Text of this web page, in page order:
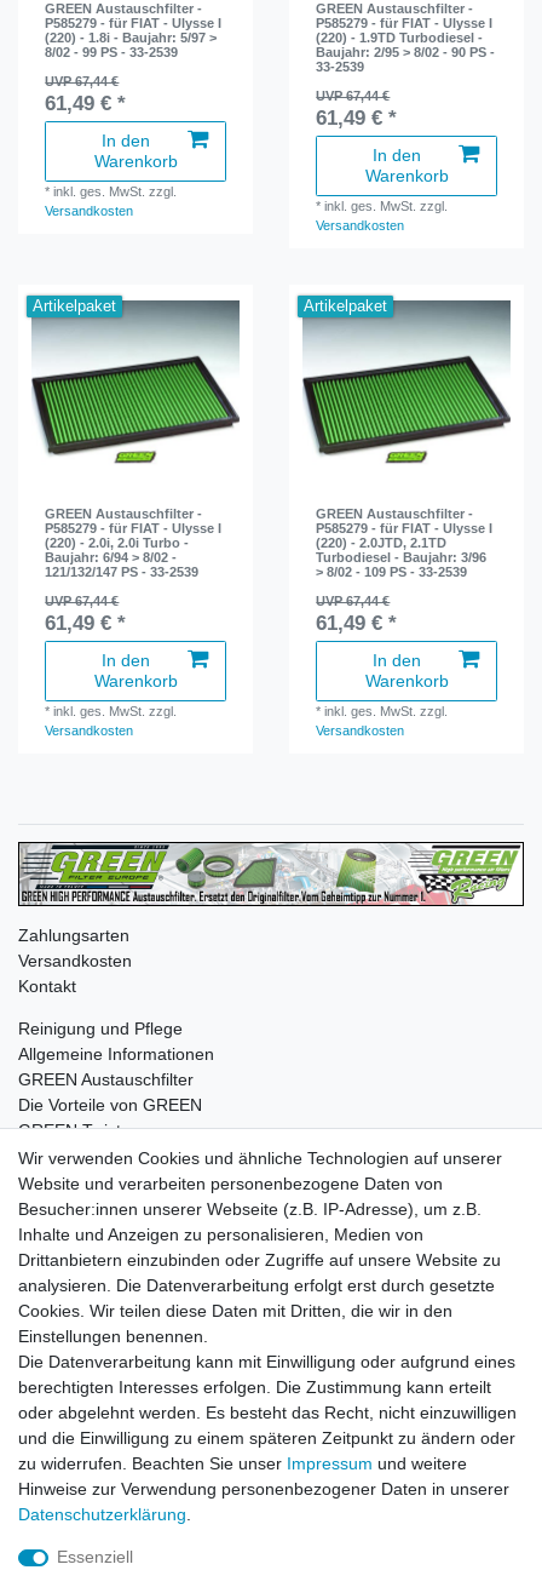
GREEN Austauschfilter -
P585279 - für FIAT - Ulysse I
(220) - 1.8i - Baujahr: 5/97 >
8/02 - 99 PS - 33-2539
UVP 67,44 €
61,49 € *
In den
Warenkorb
*inkl. ges. MwSt. zzgl.
Versandkosten
GREEN Austauschfilter -
P585279 - für FIAT - Ulysse I
(220) - 1.9TD Turbodiesel -
Baujahr: 2/95 > 8/02 - 90 PS -
33-2539
UVP 67,44 €
61,49 € *
In den
Warenkorb
*inkl. ges. MwSt. zzgl.
Versandkosten
Artikelpaket
GREEN Austauschfilter -
P585279 - für FIAT - Ulysse I
(220) - 2.0i, 2.0i Turbo -
Baujahr: 6/94 > 8/02 -
121/132/147 PS - 33-2539
UVP 67,44 €
61,49 € *
In den
Warenkorb
*inkl. ges. MwSt. zzgl.
Versandkosten
Artikelpaket
GREEN Austauschfilter -
P585279 - für FIAT - Ulysse I
(220) - 2.0JTD, 2.1TD
Turbodiesel - Baujahr: 3/96
> 8/02 - 109 PS - 33-2539
UVP 67,44 €
61,49 € *
In den
Warenkorb
*inkl. ges. MwSt. zzgl.
Versandkosten
Zahlungsarten
Versandkosten
Kontakt
Reinigung und Pflege
Allgemeine Informationen
GREEN Austauschfilter
Die Vorteile von GREEN
GREEN Twister
Impressum Daten­schutz­erklärung AGB
Barrierefreiheitserklärung Widerrufs­recht
Vertrag widerrufen Kontakt
© Copyright 2026 | Alle Rechte vorbehalten.
Wir verwenden Cookies und ähnliche Technologien auf unserer
Website und verarbeiten personenbezogene Daten von
Besucher:innen unserer Webseite (z.B. IP-Adresse), um z.B.
Inhalte und Anzeigen zu personalisieren, Medien von
Drittanbietern einzubinden oder Zugriffe auf unsere Website zu
analysieren. Die Datenverarbeitung erfolgt erst durch gesetzte
Cookies. Wir teilen diese Daten mit Dritten, die wir in den
Einstellungen benennen.
Die Datenverarbeitung kann mit Einwilligung oder aufgrund eines
berechtigten Interesses erfolgen. Die Zustimmung kann erteilt
oder abgelehnt werden. Es besteht das Recht, nicht einzuwilligen
und die Einwilligung zu einem späteren Zeitpunkt zu ändern oder
zu widerrufen. Beachten Sie unser Impressum und weitere
Hinweise zur Verwendung personenbezogener Daten in unserer
Daten­schutz­erklärung
Essenziell